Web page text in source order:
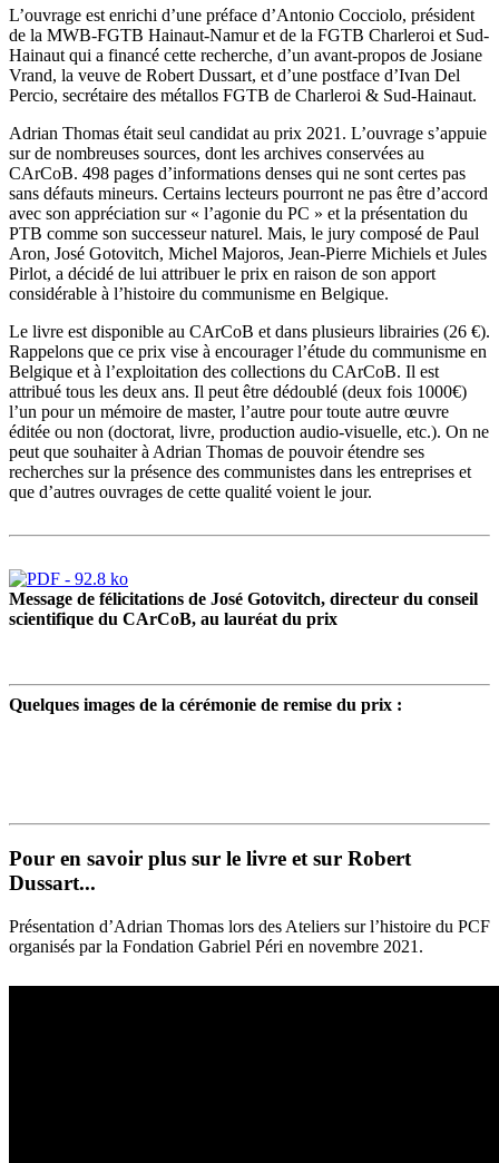
L’ouvrage est enrichi d’une préface d’Antonio Cocciolo, président
de la MWB-FGTB Hainaut-Namur et de la FGTB Charleroi et Sud-
Hainaut qui a financé cette recherche, d’un avant-propos de Josiane
Vrand, la veuve de Robert Dussart, et d’une postface d’Ivan Del
Percio, secrétaire des métallos FGTB de Charleroi & Sud-Hainaut.
Adrian Thomas était seul candidat au prix 2021. L’ouvrage s’appuie
sur de nombreuses sources, dont les archives conservées au
CArCoB. 498 pages d’informations denses qui ne sont certes pas
sans défauts mineurs. Certains lecteurs pourront ne pas être d’accord
avec son appréciation sur « l’agonie du PC » et la présentation du
PTB comme son successeur naturel. Mais, le jury composé de Paul
Aron, José Gotovitch, Michel Majoros, Jean-Pierre Michiels et Jules
Pirlot, a décidé de lui attribuer le prix en raison de son apport
considérable à l’histoire du communisme en Belgique.
Le livre est disponible au CArCoB et dans plusieurs librairies (26 €).
Rappelons que ce prix vise à encourager l’étude du communisme en
Belgique et à l’exploitation des collections du CArCoB. Il est
attribué tous les deux ans. Il peut être dédoublé (deux fois 1000€)
l’un pour un mémoire de master, l’autre pour toute autre œuvre
éditée ou non (doctorat, livre, production audio-visuelle, etc.). On ne
peut que souhaiter à Adrian Thomas de pouvoir étendre ses
recherches sur la présence des communistes dans les entreprises et
que d’autres ouvrages de cette qualité voient le jour.
Message de félicitations de José Gotovitch, directeur du conseil
scientifique du CArCoB, au lauréat du prix
Quelques images de la cérémonie de remise du prix :
Pour en savoir plus sur le livre et sur Robert
Dussart...
Présentation d’Adrian Thomas lors des Ateliers sur l’histoire du PCF
organisés par la Fondation Gabriel Péri en novembre 2021.